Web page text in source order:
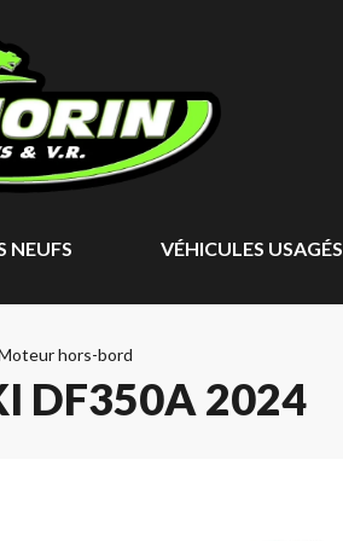
NEUFS VÉHICULES USAGÉS
hors-bord
DF350A 2024